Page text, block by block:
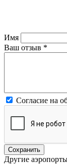
Имя
Ваш отзыв *
Согласие на
Другие